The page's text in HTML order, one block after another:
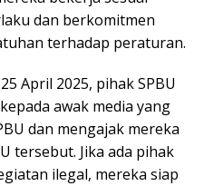
dan berkomitmen
terhadap peraturan.
April 2025, pihak SPBU
awak media yang
dan mengajak mereka
tersebut. Jika ada pihak
ilegal, mereka siap